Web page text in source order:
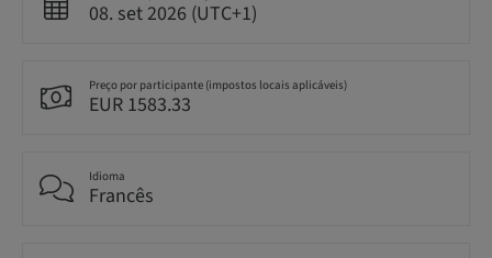
08. set 2026 (UTC+1)
Preço por participante (impostos locais aplicáveis)
EUR 1583.33
Idioma
Francês